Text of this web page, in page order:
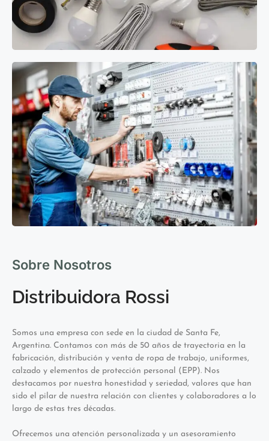
Sobre Nosotros
Distribuidora Rossi
Somos una empresa con sede en la ciudad de Santa Fe,
Argentina. Contamos con más de 50 años de trayectoria en la
fabricación, distribución y venta de ropa de trabajo, uniformes,
calzado y elementos de protección personal (EPP). Nos
destacamos por nuestra honestidad y seriedad, valores que han
sido el pilar de nuestra relación con clientes y colaboradores a lo
largo de estas tres décadas.
Ofrecemos una atención personalizada y un asesoramiento